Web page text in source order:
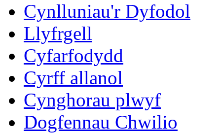
Cynlluniau'r Dyfodol
Llyfrgell
Cyfarfodydd
Cyrff allanol
Cynghorau plwyf
Dogfennau Chwilio